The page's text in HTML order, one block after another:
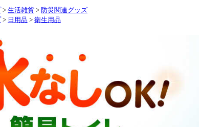
> 生活雑貨 > 防災関連グッズ
> 日用品 > 衛生用品